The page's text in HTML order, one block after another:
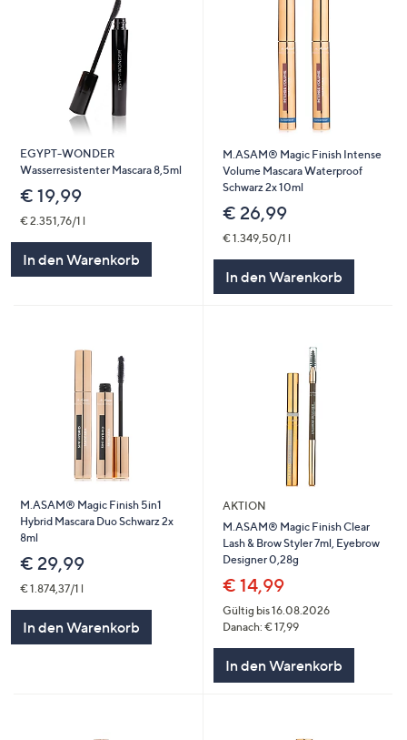
EGYPT-WONDER
Wasserresistenter Mascara 8,5ml
€ 19,99
€ 2.351,76/1 l
In den Warenkorb
M.ASAM® Magic Finish Intense
Volume Mascara Waterproof
Schwarz 2x 10ml
€ 26,99
€ 1.349,50/1 l
In den Warenkorb
M.ASAM® Magic Finish 5in1
Hybrid Mascara Duo Schwarz 2x
8ml
€ 29,99
€ 1.874,37/1 l
In den Warenkorb
AKTION
M.ASAM® Magic Finish Clear
Lash & Brow Styler 7ml, Eyebrow
Designer 0,28g
€ 14,99
Gültig bis 16.08.2026
Danach: € 17,99
In den Warenkorb